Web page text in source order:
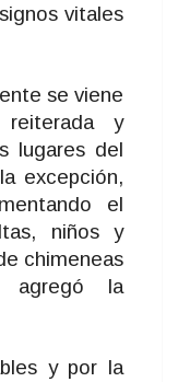
vitales
se viene
reiterada y
lugares del
excepción,
el
niños y
chimeneas
agregó la
y por la